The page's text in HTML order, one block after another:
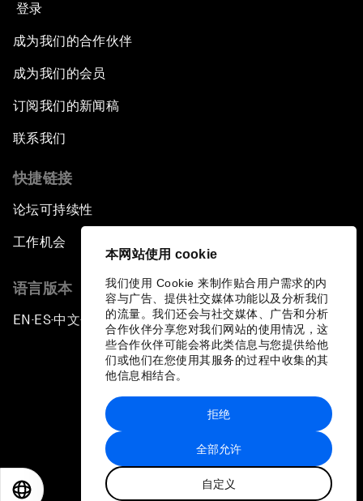
本网站使用 cookie
我们使用 Cookie 来制作贴合用户需求的内
容与广告、提供社交媒体功能以及分析我们
的流量。我们还会与社交媒体、广告和分析
合作伙伴分享您对我们网站的使用情况，这
些合作伙伴可能会将此类信息与您提供给他
们或他们在您使用其服务的过程中收集的其
他信息相结合。
全部允许
自定义
拒绝
登录
成为我们的合作伙伴
成为我们的会员
订阅我们的新闻稿
联系我们
快捷链接
论坛可持续性
工作机会
语言版本
EN ▪ES▪中文▪ 日本語
站点地图
世界经济论坛